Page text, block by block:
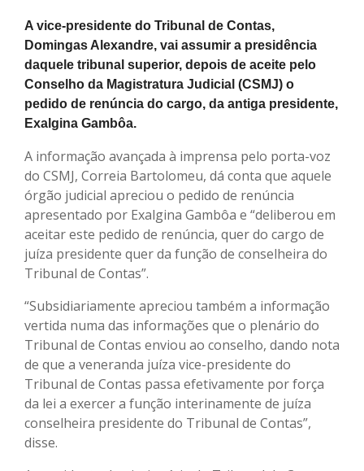
A vice-presidente do Tribunal de Contas,
Domingas Alexandre, vai assumir a presidência
daquele tribunal superior, depois de aceite pelo
Conselho da Magistratura Judicial (CSMJ) o
pedido de renúncia do cargo, da antiga presidente,
Exalgina Gambôa.
A informação avançada à imprensa pelo porta-voz
do CSMJ, Correia Bartolomeu, dá conta que aquele
órgão judicial apreciou o pedido de renúncia
apresentado por Exalgina Gambôa e “deliberou em
aceitar este pedido de renúncia, quer do cargo de
juíza presidente quer da função de conselheira do
Tribunal de Contas”.
“Subsidiariamente apreciou também a informação
vertida numa das informações que o plenário do
Tribunal de Contas enviou ao conselho, dando nota
de que a veneranda juíza vice-presidente do
Tribunal de Contas passa efetivamente por força
da lei a exercer a função interinamente de juíza
conselheira presidente do Tribunal de Contas”,
disse.